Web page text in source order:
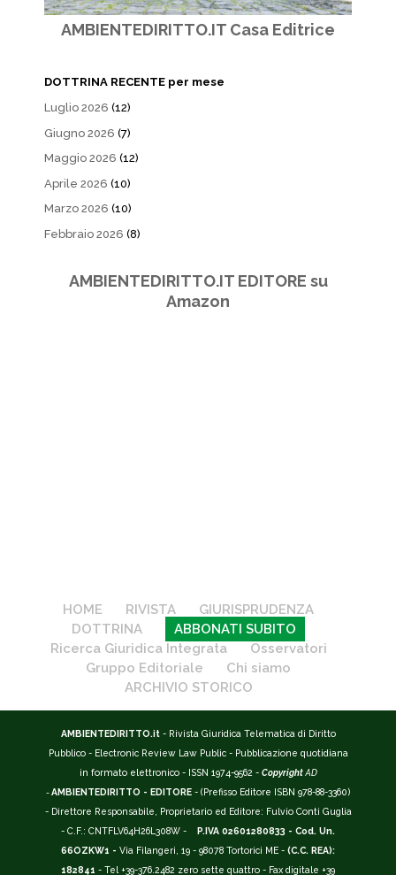
AMBIENTEDIRITTO.IT Casa Editrice
DOTTRINA RECENTE per mese
Luglio 2026 (12)
Giugno 2026 (7)
Maggio 2026 (12)
Aprile 2026 (10)
Marzo 2026 (10)
Febbraio 2026 (8)
AMBIENTEDIRITTO.IT EDITORE su
Amazon
HOME RIVISTA
GIURISPRUDENZA
DOTTRINA
ABBONATI SUBITO
Ricerca Giuridica Integrata
Osservatori
Gruppo Editoriale
Chi siamo
ARCHIVIO STORICO
AMBIENTEDIRITTO.it - Rivista Giuridica Telematica di Diritto
Pubblico - Electronic Review Law Public - Pubblicazione quotidiana
in formato elettronico - ISSN 1974-9562 - Copyright AD
-AMBIENTEDIRITTO - EDITORE - (Prefisso Editore ISBN 978-88-3360)
- Direttore Responsabile, Proprietario ed Editore: Fulvio Conti Guglia
- C.F.: CNTFLV64H26L308W -
P.IVA 02601280833 - Cod. Un.
66OZKW1 - Via Filangeri, 19 - 98078 Tortorici ME - (C.C. REA):
182841 - Tel +39-376.2482 zero sette quattro - Fax digitale +39